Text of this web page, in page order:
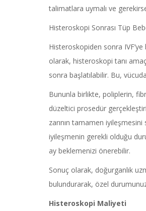
talimatlara uymalı ve
Histeroskopi Sonrası Tüp
Histeroskopiden sonra
olarak, histeroskopi tanı
sonra başlatılabilir. Bu,
Bununla birlikte, poliplerin,
düzeltici prosedür
zarının tamamen
iyileşmenin gerekli olduğu
ay beklemenizi önerebilir.
Sonuç olarak, doğurganlık
bulundurarak, özel
Histeroskopi Maliyeti